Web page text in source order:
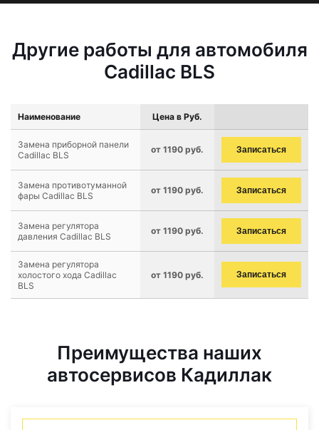
Другие работы для автомобиля
Cadillac BLS
Наименование Цена в Руб.
Замена приборной панели
Cadillac BLS
от 1190 руб. Записаться
Замена противотуманной
фары Cadillac BLS
от 1190 руб. Записаться
Замена регулятора
давления Cadillac BLS
от 1190 руб. Записаться
Замена регулятора
холостого хода Cadillac
BLS
от 1190 руб. Записаться
Преимущества наших
автосервисов Кадиллак